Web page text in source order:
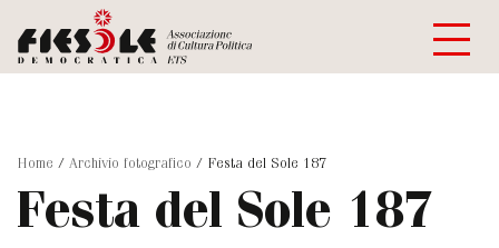
Home / Archivio fotografico / Festa del Sole 187
Festa del Sole 187